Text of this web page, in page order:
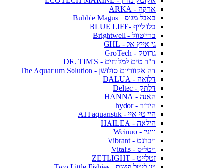
ארקה - ARKA
באבל מגוס - Bubble Magus
בלו לייף -BLUE LIFE
ברייטוול - Brightwell
גי אייץ אל - GHL
גרוטק - GroTech
ד"ר טים למלוחים - DR. TIM'S
דה אקווריום סולושן - The Aquarium Solution
דלואה - DALUA
דלתק - Deltec
האנה - HANNA
הידור - hydor
היי טי איי - ATI aquaristik
הילאה - HAILEA
וויניו - Weinuo
ויברנט - Vibrant
ויטליס - Vitalis
זטלייט - ZETLIGHT